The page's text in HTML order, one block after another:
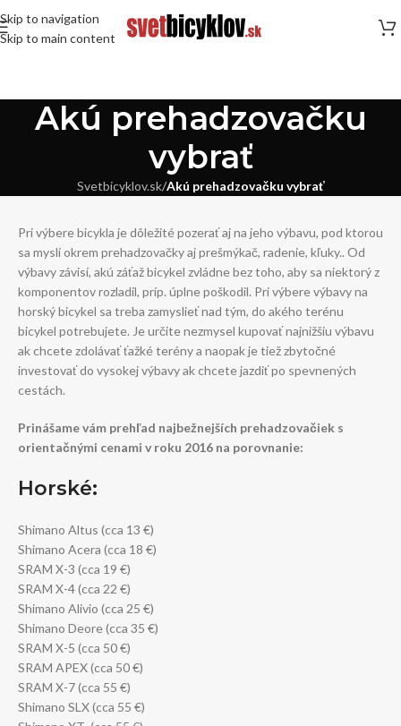
Skip to navigation
Skip to main content
Akú prehadzovačku
vybrať
Svetbicyklov.sk/Akú prehadzovačku vybrať
Pri výbere bicykla je dôležité pozerať aj na jeho výbavu, pod ktorou
sa myslí okrem prehadzovačky aj prešmýkač, radenie, kľuky.. Od
výbavy závisí, akú záťaž bicykel zvládne bez toho, aby sa niektorý z
komponentov rozladil, príp. úplne poškodil. Pri výbere výbavy na
horský bicykel sa treba zamyslieť nad tým, do akého terénu
bicykel potrebujete. Je určite nezmysel kupovať najnižšiu výbavu
ak chcete zdolávať ťažké terény a naopak je tiež zbytočné
investovať do vysokej výbavy ak chcete jazdiť po spevnených
cestách.
Prinášame vám prehľad najbežnejších prehadzovačiek s
orientačnými cenami v roku 2016 na porovnanie:
Horské:
Shimano Altus (cca 13 €)
Shimano Acera (cca 18 €)
SRAM X-3 (cca 19 €)
SRAM X-4 (cca 22 €)
Shimano Alivio (cca 25 €)
Shimano Deore (cca 35 €)
SRAM X-5 (cca 50 €)
SRAM APEX (cca 50 €)
SRAM X-7 (cca 55 €)
Shimano SLX (cca 55 €)